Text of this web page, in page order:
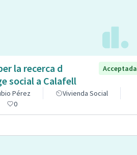
la recerca d
social a Calafell
Acceptada
Pérez
Vivienda Social
0